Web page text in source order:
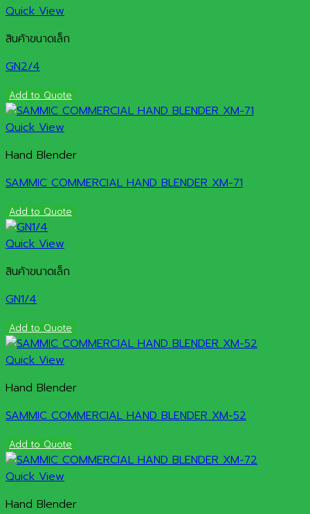
Quick View
สินค้าขนาดเล็ก
GN2/4
Add to Quote
Quick View
Hand Blender
SAMMIC COMMERCIAL HAND BLENDER XM-71
Add to Quote
Quick View
สินค้าขนาดเล็ก
GN1/4
Add to Quote
Quick View
Hand Blender
SAMMIC COMMERCIAL HAND BLENDER XM-52
Add to Quote
Quick View
Hand Blender